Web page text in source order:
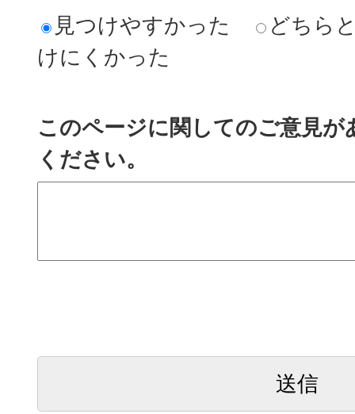
見つけやすかった
どちら
けにくかった
このページに関してのご意見
ください。